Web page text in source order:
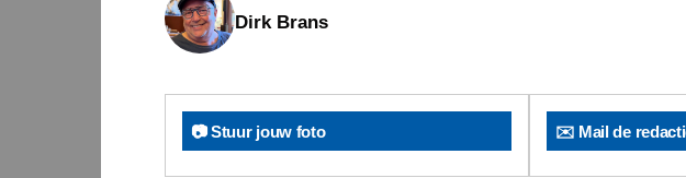
Dirk Brans
📷 Stuur jouw foto ✉️ Mail de